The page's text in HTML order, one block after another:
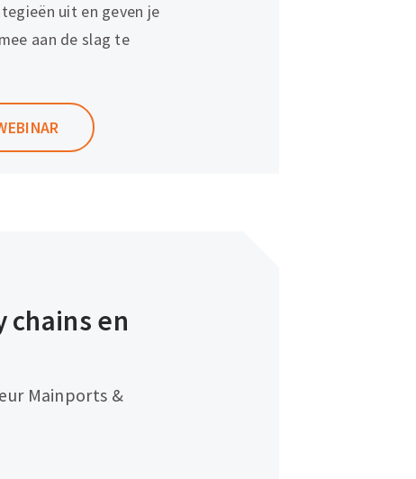
uit en geven je
aan de slag te
chains en
Mainports &